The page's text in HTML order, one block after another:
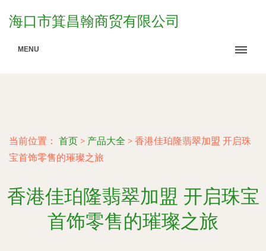
海口市箕昌翰商贸有限公司
MENU
当前位置： 首页 > 产品大全 > 香港佳珀隆翡翠加盟 开启珠
宝首饰零售的璀璨之旅
香港佳珀隆翡翠加盟 开启珠宝
首饰零售的璀璨之旅